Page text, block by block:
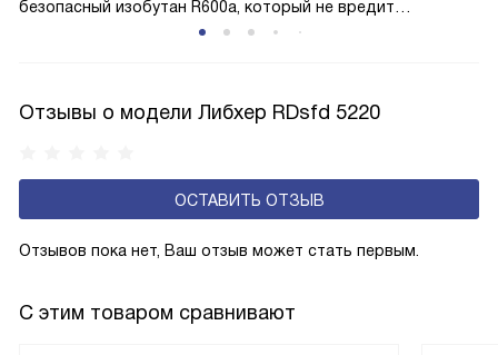
безопасный изобутан R600a, который не вредит
окружающей среде. Компрессор перегоняет его
и быстрее происходит охлаждение, затрачивается
Отзывы о модели Либхер RDsfd 5220
ОСТАВИТЬ ОТЗЫВ
Отзывов пока нет, Ваш отзыв может стать первым.
С этим товаром сравнивают